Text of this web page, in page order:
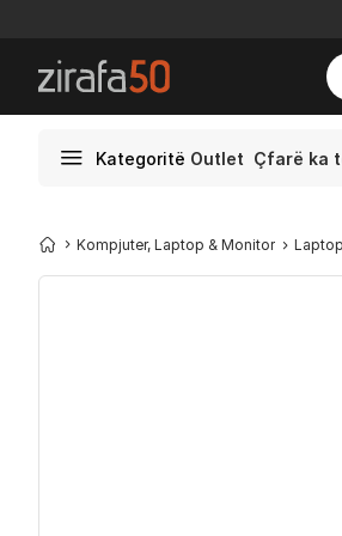
Kategoritë Outlet Çfarë ka
Kompjuter, Laptop & Monitor Laptop